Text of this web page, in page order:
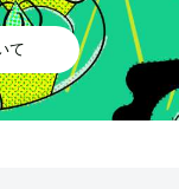
て